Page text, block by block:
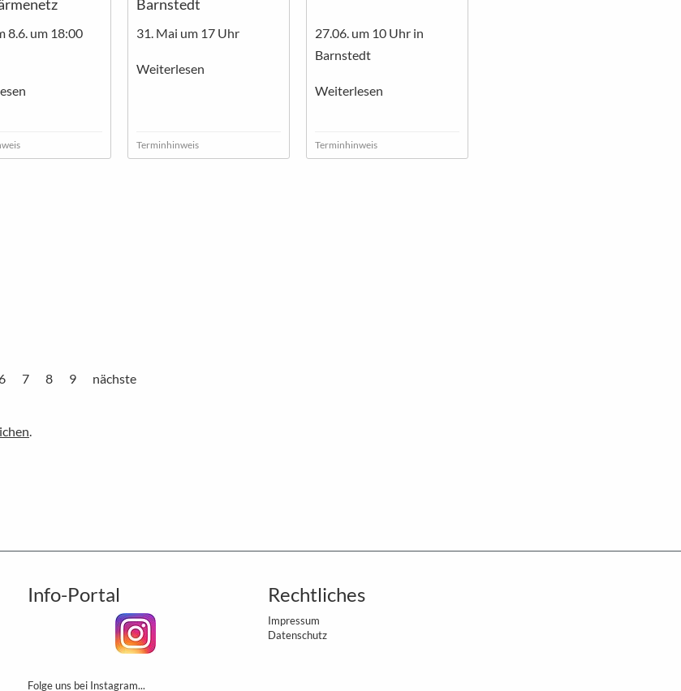
8.6. um 18:00
Barnstedt
31. Mai um 17 Uhr
Weiterlesen
Terminhinweis
27.06. um 10 Uhr in
Barnstedt
Weiterlesen
Terminhinweis
7 8 9 nächste
.
Info-Portal
Folge uns bei Instagram...
Rechtliches
Impressum
Datenschutz